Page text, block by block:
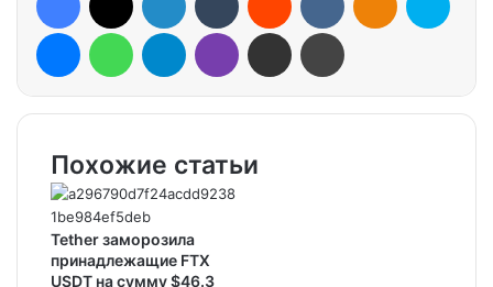
Похожие статьи
Tether заморозила
принадлежащие FTX
USDT на сумму $46.3